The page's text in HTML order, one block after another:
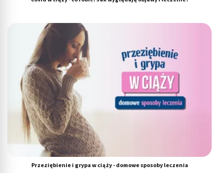
Przeziębienie i grypa w ciąży - domowe sposoby leczenia